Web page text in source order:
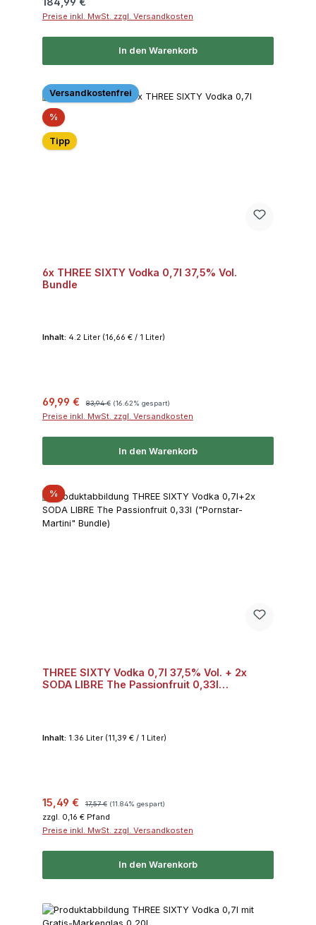
Preise inkl. MwSt. zzgl. Versandkosten
In den Warenkorb
Versandkostenfrei
%Rabatt
Tipp
6x THREE SIXTY Vodka 0,7l 37,5% Vol.
Bundle
Inhalt: 4.2 Liter (16,66 € / 1 Liter)
Verkaufspreis:
69,99 € 83,94 € (16.62% gespart)
Preise inkl. MwSt. zzgl. Versandkosten
In den Warenkorb
%Rabatt
THREE SIXTY Vodka 0,7l 37,5% Vol. + 2x
SODA LIBRE The Passionfruit 0,33l
Inhalt: 1.36 Liter (11,39 € / 1 Liter)
Verkaufspreis:
15,49 € 17,57 € (11.84% gespart)
zzgl. 0,16 € Pfand
Preise inkl. MwSt. zzgl. Versandkosten
In den Warenkorb